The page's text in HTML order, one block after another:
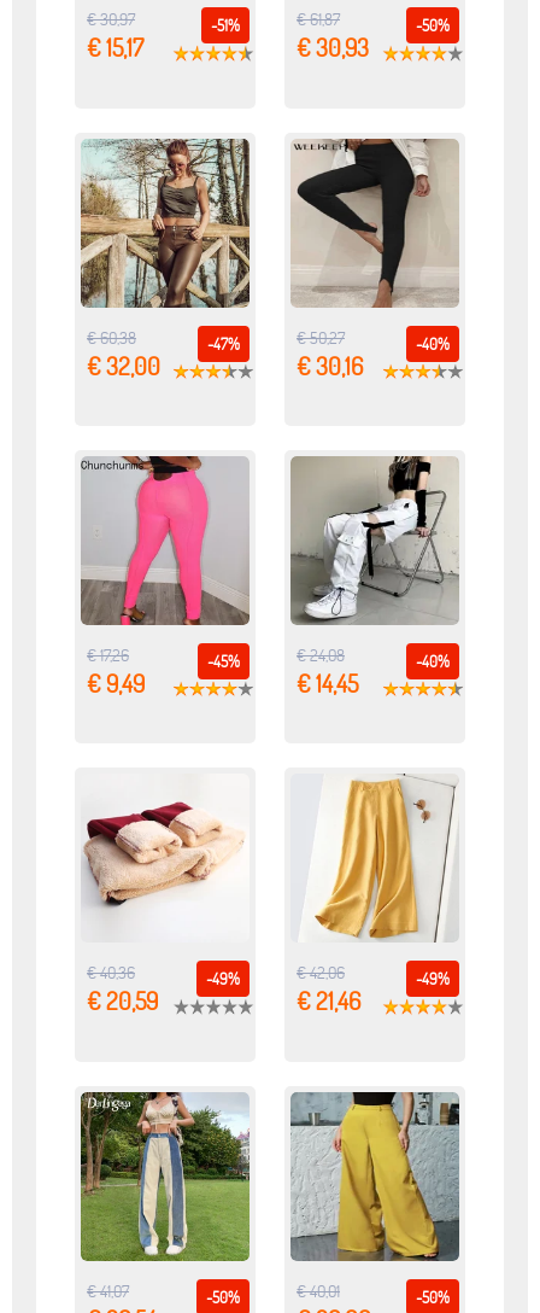
-51%
€ 30,97
€ 15,17
-50%
€ 61,87
€ 30,93
-47%
€ 60,38
€ 32,00
-40%
€ 50,27
€ 30,16
-45%
€ 17,26
€ 9,49
-40%
€ 24,08
€ 14,45
-49%
€ 40,36
€ 20,59
-49%
€ 42,06
€ 21,46
-50%
€ 41,07 -50%
€ 40,01